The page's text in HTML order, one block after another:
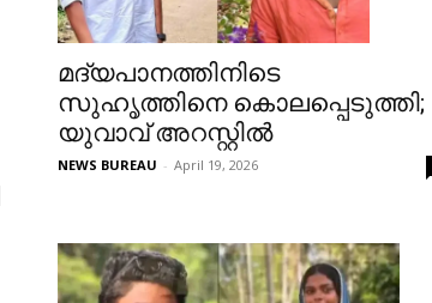
മദ്യപാനത്തിനിടെ
സുഹൃത്തിനെ കൊലപ്പെടുത്തി;
യുവാവ് അറസ്റ്റിൽ
NEWS BUREAU - April 19, 2026